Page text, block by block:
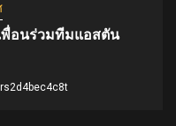
พื่อนร่วมทีมแอสตัน